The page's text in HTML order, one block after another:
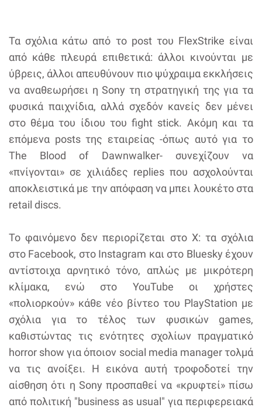
Τα σχόλια κάτω από το post του FlexStrike είναι
από κάθε πλευρά επιθετικά: άλλοι κινούνται με
ύβρεις, άλλοι απευθύνουν πιο ψύχραιμα εκκλήσεις
να αναθεωρήσει η Sony τη στρατηγική της για τα
φυσικά παιχνίδια, αλλά σχεδόν κανείς δεν μένει
στο θέμα του ίδιου του fight stick. Ακόμη και τα
επόμενα posts της εταιρείας -όπως αυτό για το
The Blood of Dawnwalker- συνεχίζουν να
«πνίγονται» σε χιλιάδες replies που ασχολούνται
αποκλειστικά με την απόφαση να μπει λουκέτο στα
retail discs.
Το φαινόμενο δεν περιορίζεται στο X: τα σχόλια
στο Facebook, στο Instagram και στο Bluesky έχουν
αντίστοιχα αρνητικό τόνο, απλώς με μικρότερη
κλίμακα, ενώ στο YouTube οι χρήστες
«πολιορκούν» κάθε νέο βίντεο του PlayStation με
σχόλια για το τέλος των φυσικών games,
καθιστώντας τις ενότητες σχολίων πραγματικό
horror show για όποιον social media manager τολμά
να τις ανοίξει. Η εικόνα αυτή τροφοδοτεί την
αίσθηση ότι η Sony προσπαθεί να «κρυφτεί» πίσω
από πολιτική "business as usual" για περιφερειακά